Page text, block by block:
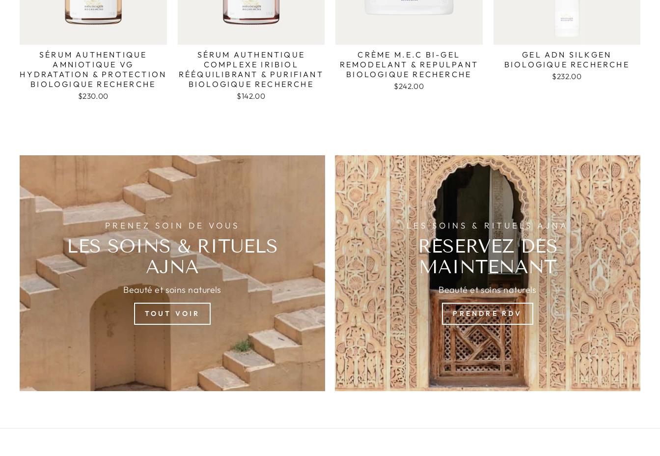
SÉRUM AUTHENTIQUE
AMNIOTIQUE VG
HYDRATATION & PROTECTION
BIOLOGIQUE RECHERCHE
$230.00
SÉRUM AUTHENTIQUE
COMPLEXE IRIBIOL
RÉÉQUILIBRANT & PURIFIANT
BIOLOGIQUE RECHERCHE
$142.00
CRÈME M.E.C BI-GEL
REMODELANT & REPULPANT
BIOLOGIQUE RECHERCHE
$242.00
GEL ADN SILKGEN
BIOLOGIQUE RECHERCHE
$232.00
PRENEZ SOIN DE VOUS
LES SOINS & RITUELS
AJNA
Beauté et soins naturels
TOUT VOIR
LES SOINS & RITUELS AJNA
RÉSERVEZ DÈS
MAINTENANT
Beauté et soins naturels
PRENDRE RDV